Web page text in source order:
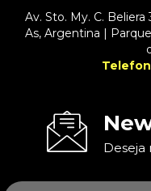
Av. Sto. My. C.
As, Argentina |
Deseja